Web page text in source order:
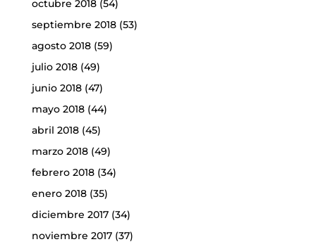
octubre 2018(54)
septiembre 2018(53)
agosto 2018(59)
julio 2018(49)
junio 2018(47)
mayo 2018(44)
abril 2018(45)
marzo 2018(49)
febrero 2018(34)
enero 2018(35)
diciembre 2017(34)
noviembre 2017(37)